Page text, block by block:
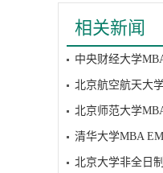
相关新闻
中央财经大学
北京航空航天大
北京师范大学
清华大学MBA
北京大学非全日